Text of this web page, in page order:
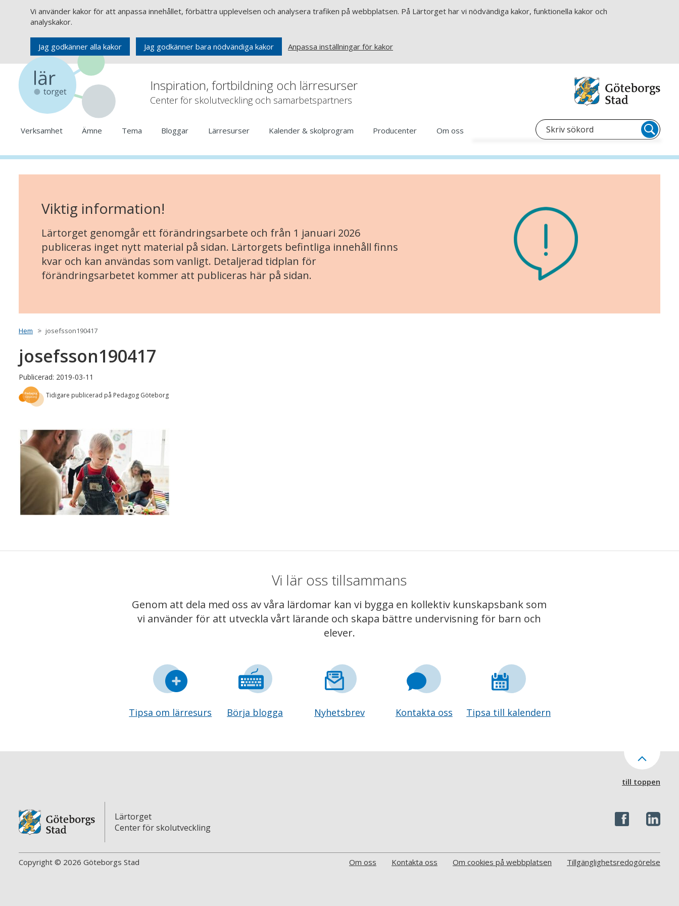
Vi använder kakor för att anpassa innehållet, förbättra upplevelsen och analysera trafiken på webbplatsen. På Lärtorget har vi nödvändiga kakor, funktionella kakor och
analyskakor.
Jag godkänner alla kakor Jag godkänner bara nödvändiga kakor Anpassa inställningar för kakor
Inspiration, fortbildning och lärresurser
Center för skolutveckling och samarbetspartners
Verksamhet Ämne Tema Bloggar Lärresurser Kalender & skolprogram Producenter Om oss
Viktig information!
Lärtorget genomgår ett förändringsarbete och från 1 januari 2026
publiceras inget nytt material på sidan. Lärtorgets befintliga innehåll finns
kvar och kan användas som vanligt. Detaljerad tidplan för
förändringsarbetet kommer att publiceras här på sidan.
Hem josefsson190417
josefsson190417
Publicerad: 2019-03-11
Tidigare publicerad på Pedagog Göteborg
Vi lär oss tillsammans
Genom att dela med oss av våra lärdomar kan vi bygga en kollektiv kunskapsbank som
vi använder för att utveckla vårt lärande och skapa bättre undervisning för barn och
elever.
Tipsa om lärresurs Börja blogga Nyhetsbrev Kontakta oss Tipsa till kalendern
till toppen
Lärtorget
Center för skolutveckling
Copyright © 2026 Göteborgs Stad Om oss Kontakta oss Om cookies på webbplatsen Tillgänglighetsredogörelse